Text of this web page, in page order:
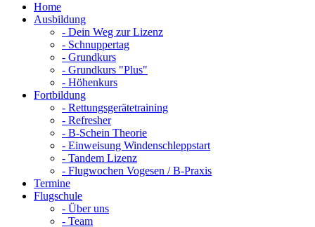
Home
Ausbildung
- Dein Weg zur Lizenz
- Schnuppertag
- Grundkurs
- Grundkurs "Plus"
- Höhenkurs
Fortbildung
- Rettungsgerätetraining
- Refresher
- B-Schein Theorie
- Einweisung Windenschleppstart
- Tandem Lizenz
- Flugwochen Vogesen / B-Praxis
Termine
Flugschule
- Über uns
- Team